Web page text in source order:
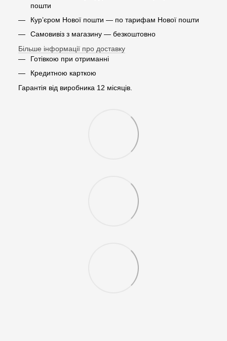
пошти
Кур’єром Нової пошти — по тарифам Нової пошти
Самовивіз з магазину — безкоштовно
Більше інформації про доставку
Готівкою при отриманні
Кредитною карткою
Гарантія від виробника 12 місяців.